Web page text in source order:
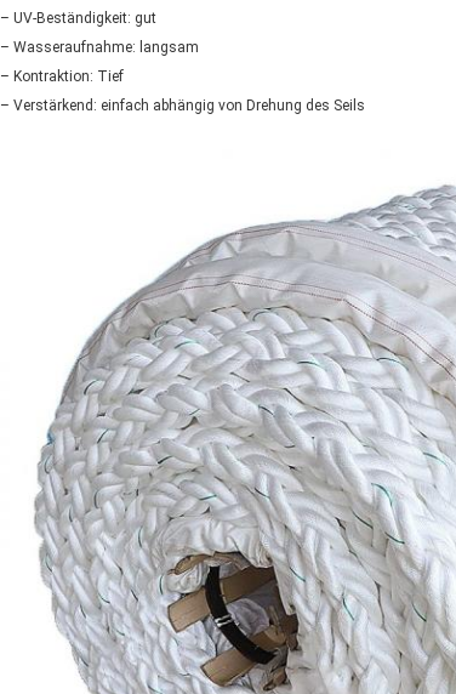
– UV-Beständigkeit: gut
– Wasseraufnahme: langsam
– Kontraktion: Tief
– Verstärkend: einfach abhängig von Drehung des Seils